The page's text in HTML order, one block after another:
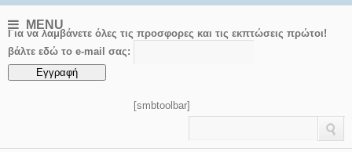
MENU
Για να λαμβάνετε όλες τις προσφορες και τις εκπτώσεις πρώτοι!
βάλτε εδώ το e-mail σας:
[smbtoolbar]